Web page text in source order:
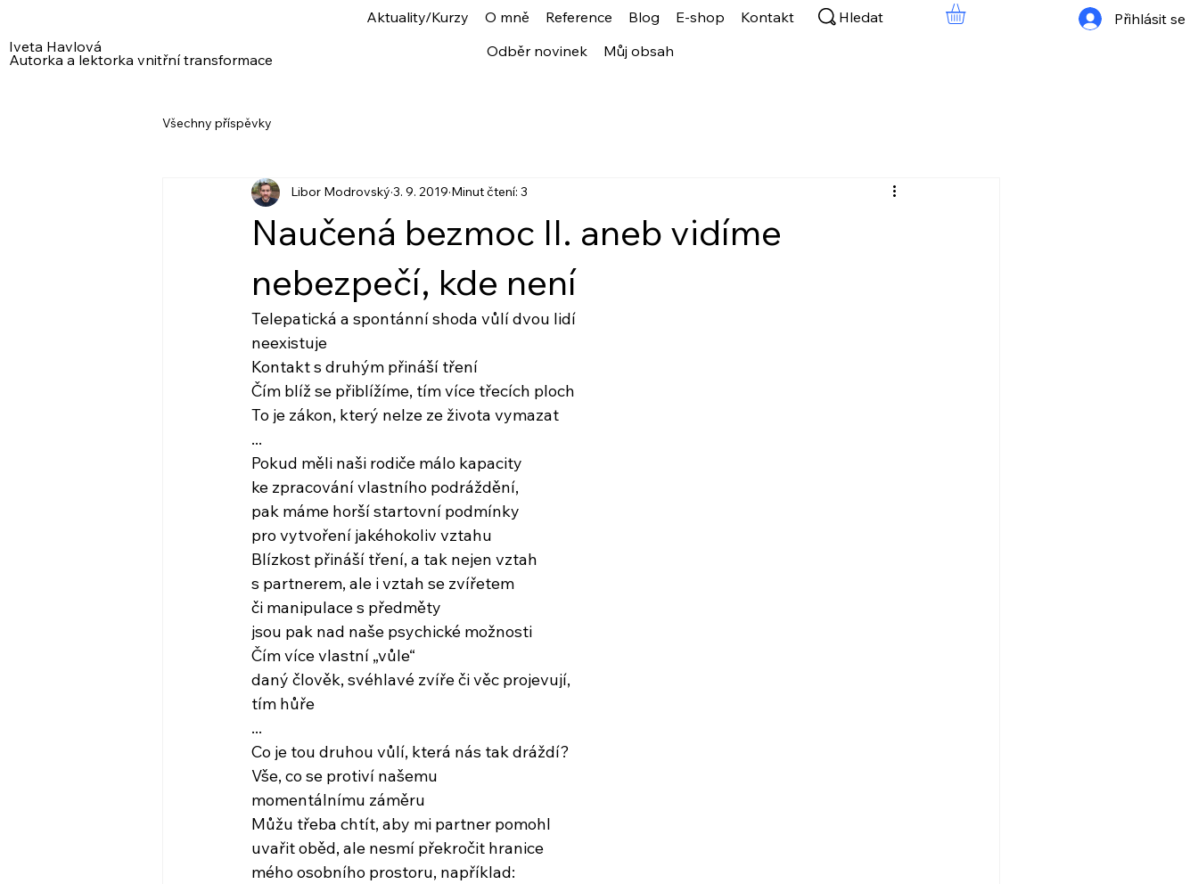
Iveta Havlová
Autorka a lektorka vnitřní transformace
Aktuality/Kurzy O mně Reference Blog E-shop
Kontakt
Odběr novinek
Můj obsah
Přihlásit se
Hledat
Všechny příspěvky
Naučená bezmoc II. aneb vidíme
nebezpečí, kde není
Libor Modrovský 3. 9. 2019 Minut čtení: 3
Telepatická a spontánní shoda vůlí dvou lidí
neexistuje
Kontakt s druhým přináší tření
Čím blíž se přiblížíme, tím více třecích ploch
To je zákon, který nelze ze života vymazat
...
Pokud měli naši rodiče málo kapacity
ke zpracování vlastního podráždění,
pak máme horší startovní podmínky
pro vytvoření jakéhokoliv vztahu
Blízkost přináší tření, a tak nejen vztah
s partnerem, ale i vztah se zvířetem
či manipulace s předměty
jsou pak nad naše psychické možnosti
Čím více vlastní „vůle“
daný člověk, svéhlavé zvíře či věc projevují,
tím hůře
...
Co je tou druhou vůlí, která nás tak dráždí?
Vše, co se protiví našemu
momentálnímu záměru
Můžu třeba chtít, aby mi partner pomohl
uvařit oběd, ale nesmí překročit hranice
mého osobního prostoru, například: